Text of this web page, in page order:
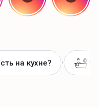
на кухне? •